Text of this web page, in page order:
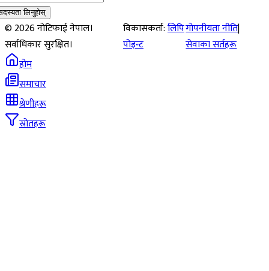
लिनुहोस्
©2026नोटिफाई नेपाल।
सर्वाधिकार सुरक्षित।
विकासकर्ता:लिपि
पोइन्ट
गोपनीयता नीति|
सेवाका सर्तहरू
होम
समाचार
श्रेणीहरू
स्रोतहरू